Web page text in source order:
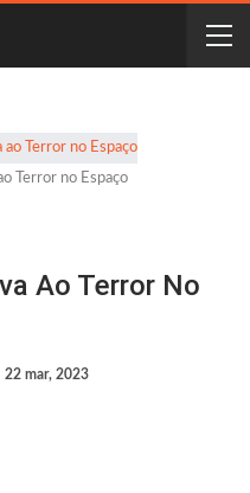
Terror no Espaço
Ao Terror No
22 mar, 2023